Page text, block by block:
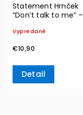
Statement Hrnček
“Don’t talk to me” –
Vypredané
€10,90
Detail